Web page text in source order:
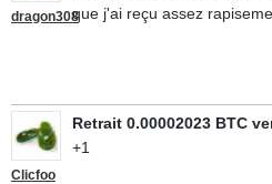
dragon308que j'ai reçu assez
Clicfoo
Retrait 0.00002023 BTC
+1